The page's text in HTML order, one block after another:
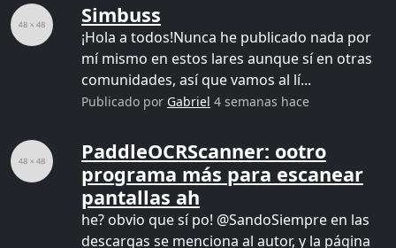
Simbuss
¡Hola a todos!Nunca he publicado nada por
mí mismo en estos lares aunque sí en otras
comunidades, así que vamos al lí...
Publicado por Gabriel 4 semanas hace
PaddleOCRScanner: ootro
programa más para escanear
pantallas ah
he? obvio que sí po! @SandoSiempre en las
descargas se menciona al autor, y la página